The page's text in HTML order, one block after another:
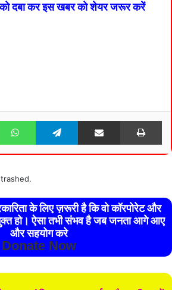
दबा कर इस खबर को शेयर जरूर करें
WhatsApp Telegram Share via Email
के लिए ज़रूरी है कि वो कॉरपोरेट और
हो। ऐसा तभी संभव है जब जनता आगे आए
और सहयोग करे
Donate Now